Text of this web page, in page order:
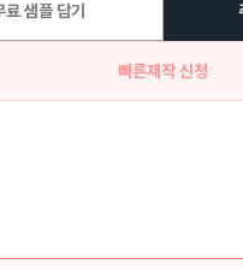
료 샘플 담기
빠른제작 신청